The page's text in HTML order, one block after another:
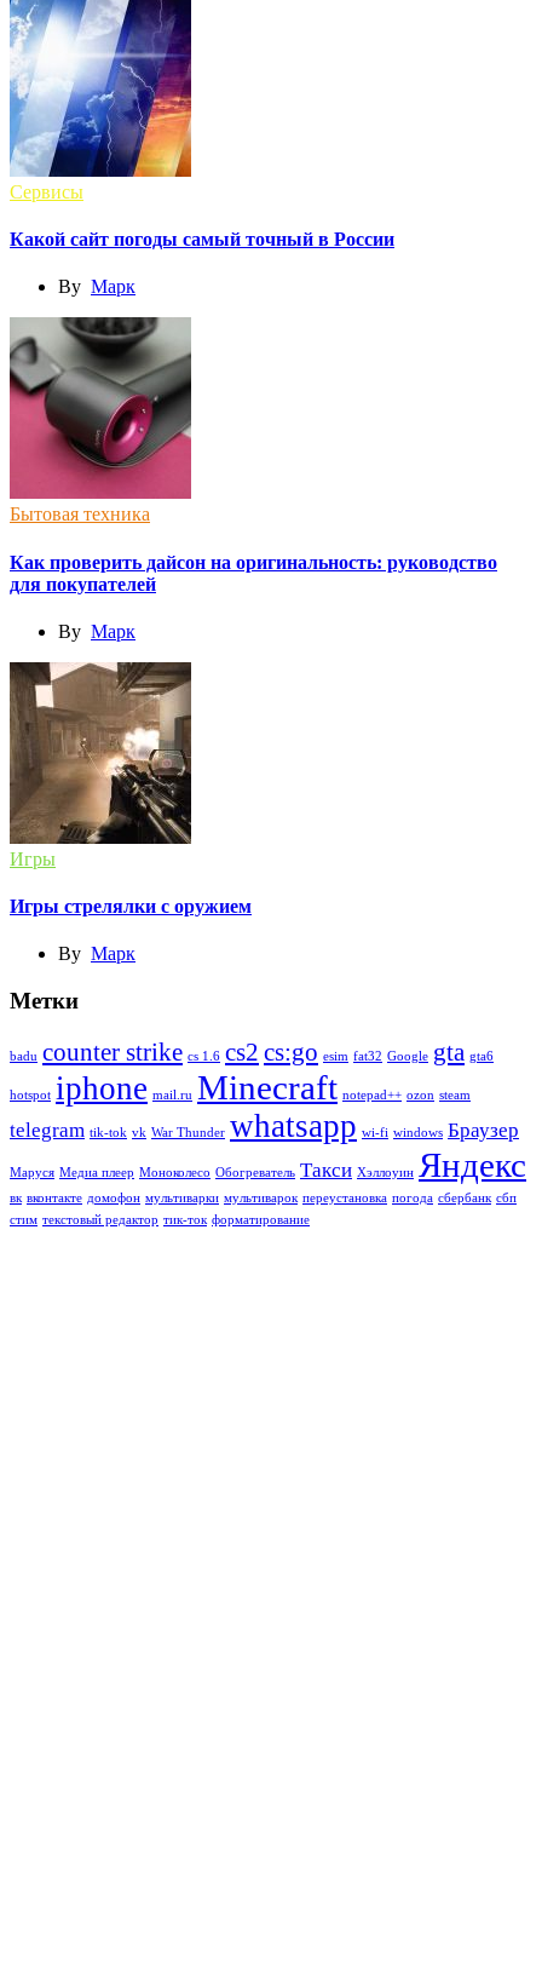
Сервисы
Какой сайт погоды самый точный в России
By Марк
Бытовая техника
Как проверить дайсон на оригинальность: руководство
для покупателей
By Марк
Игры
Игры стрелялки с оружием
By Марк
Метки
badu counter strike cs 1.6 cs2 cs:go esim fat32 Google gta gta6
hotspot iphone mail.ru Minecraft notepad++ ozon steam
telegram tik-tok vk War Thunder whatsapp wi-fi windows Браузер
Маруся Медиа плеер Моноколесо Обогреватель Такси Хэллоуин Яндекс
вк вконтакте домофон мультиварки мультиварок переустановка погода сбербанк сбп
стим текстовый редактор тик-ток форматирование